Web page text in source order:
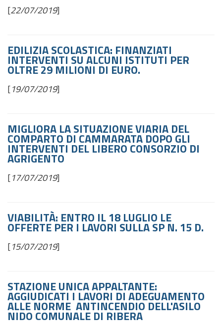
[22/07/2019]
EDILIZIA SCOLASTICA: FINANZIATI
INTERVENTI SU ALCUNI ISTITUTI PER
OLTRE 29 MILIONI DI EURO.
[19/07/2019]
MIGLIORA LA SITUAZIONE VIARIA DEL
COMPARTO DI CAMMARATA DOPO GLI
INTERVENTI DEL LIBERO CONSORZIO DI
AGRIGENTO
[17/07/2019]
VIABILITÀ: ENTRO IL 18 LUGLIO LE
OFFERTE PER I LAVORI SULLA SP N. 15 D.
[15/07/2019]
STAZIONE UNICA APPALTANTE:
AGGIUDICATI I LAVORI DI ADEGUAMENTO
ALLE NORME ANTINCENDIO DELL'ASILO
NIDO COMUNALE DI RIBERA